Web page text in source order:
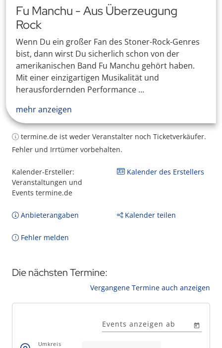
Fu Manchu - Aus Überzeugung
Rock
Wenn Du ein großer Fan des Stoner-Rock-Genres
bist, dann wirst Du sicherlich schon von der
amerikanischen Band Fu Manchu gehört haben.
Mit einer einzigartigen Musikalität und
herausfordernden Performance ...
mehr anzeigen
termine.de ist weder Veranstalter noch Ticketverkäufer.
Fehler und Irrtümer vorbehalten.
Kalender-Ersteller:
Veranstaltungen und
Events termine.de
Kalender des Erstellers
Anbieterangaben Kalender teilen
Fehler melden
Die nächsten Termine:
Vergangene Termine auch anzeigen
Events anzeigen ab
Umkreis